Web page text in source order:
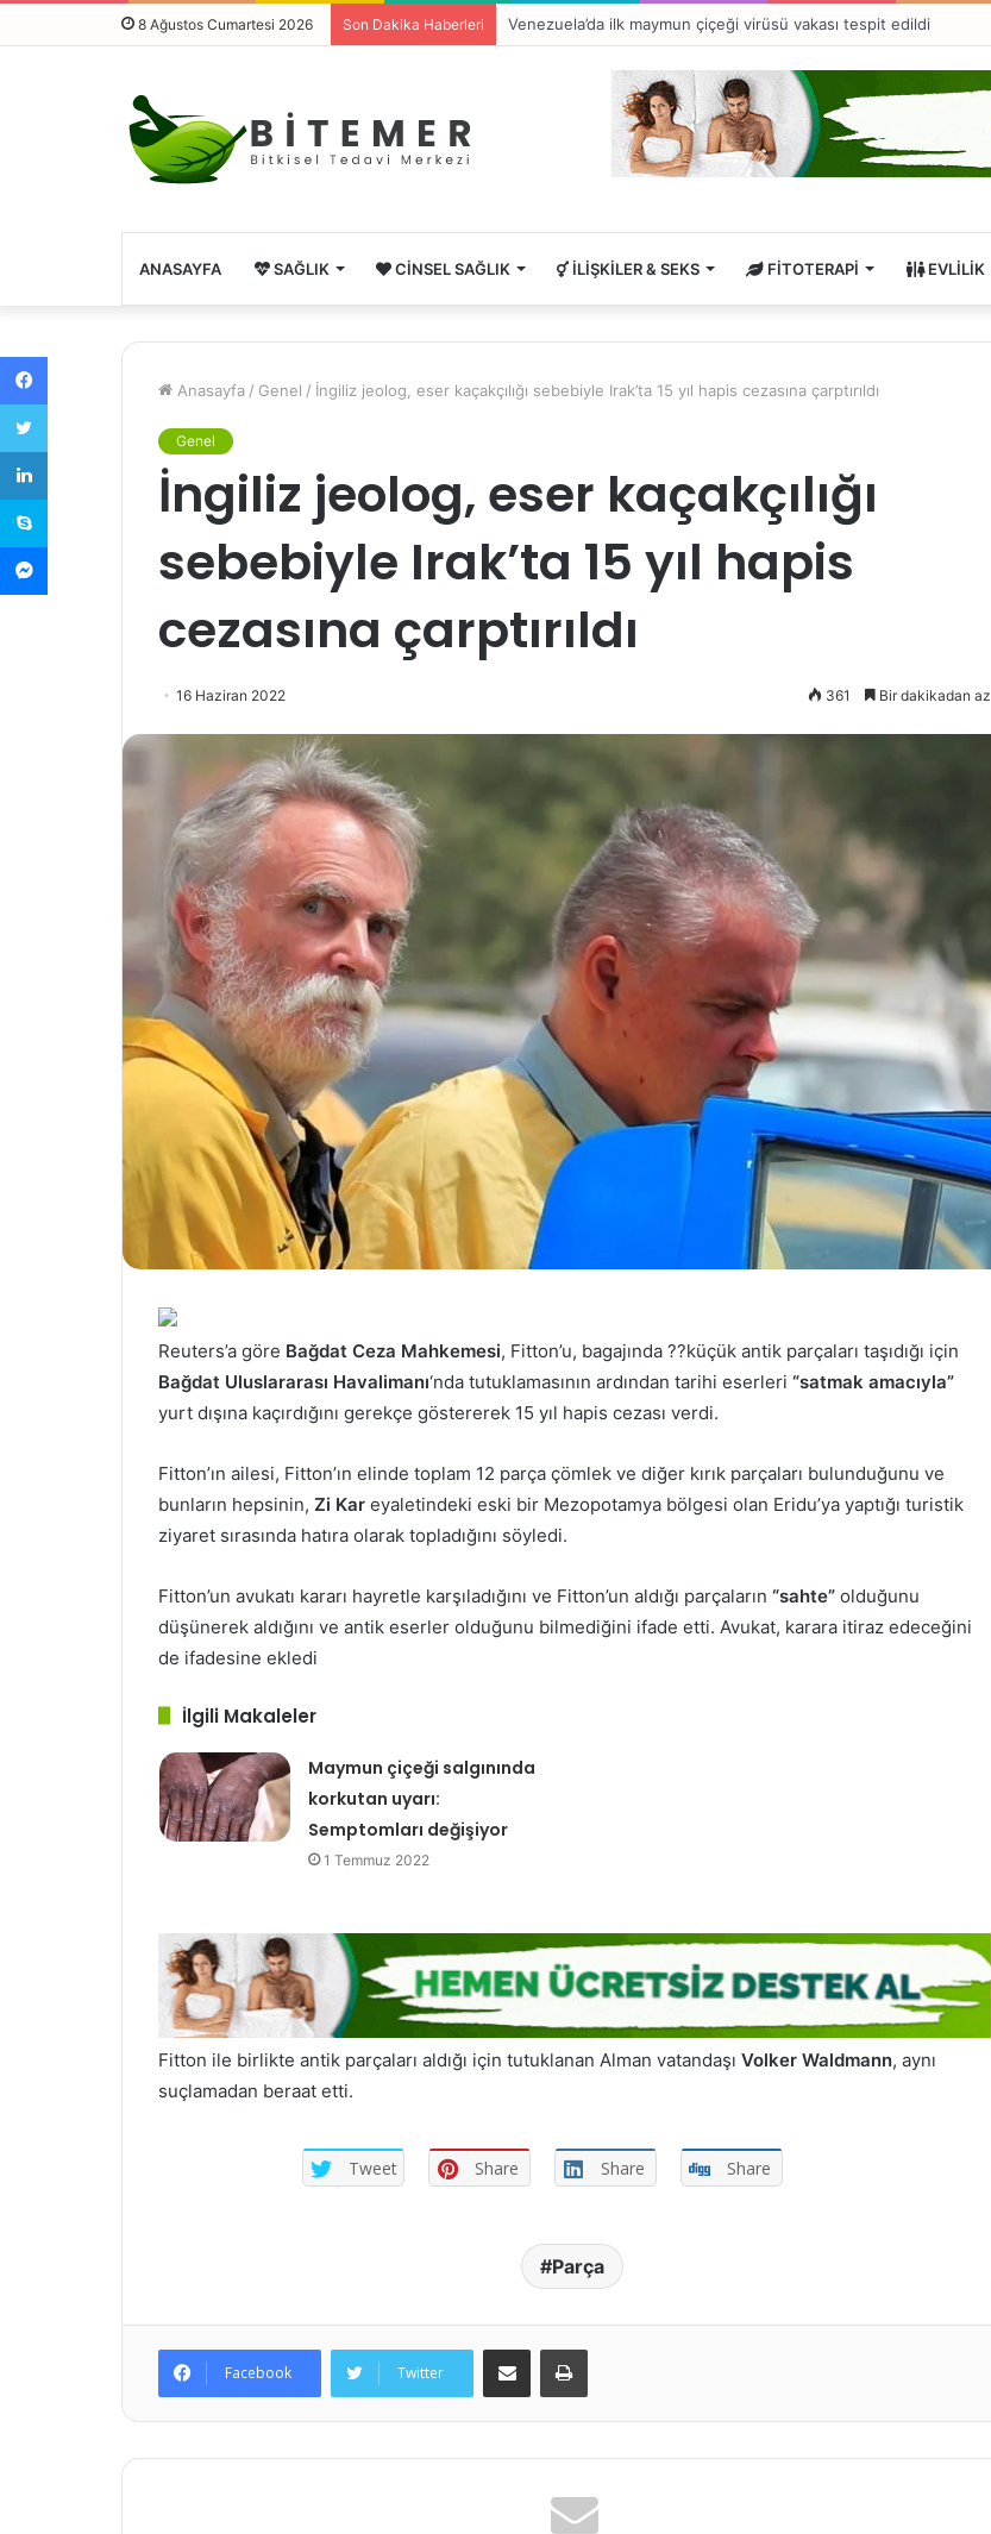
8 Ağustos Cumartesi 2026 Son Dakika Haberleri Venezuela’da ilk maymun çiçeği virüsü vakası tespit edildi
ANASAYFA SAĞLIK CINSEL SAĞLIK İLIŞKILER & SEKS FITOTERAPI EVLILIK
Anasayfa / Genel / İngiliz jeolog, eser kaçakçılığı sebebiyle Irak’ta 15 yıl hapis cezasına çarptırıldı
Genel
İngiliz jeolog, eser kaçakçılığı
sebebiyle Irak’ta 15 yıl hapis
cezasına çarptırıldı
16 Haziran 2022 361 Bir dakikadan az
Reuters’a göre Bağdat Ceza Mahkemesi, Fitton’u, bagajında ??küçük antik parçaları taşıdığı için
Bağdat Uluslararası Havalimanı‘nda tutuklamasının ardından tarihi eserleri “satmak amacıyla”
yurt dışına kaçırdığını gerekçe göstererek 15 yıl hapis cezası verdi.
Fitton’ın ailesi, Fitton’ın elinde toplam 12 parça çömlek ve diğer kırık parçaları bulunduğunu ve
bunların hepsinin, Zi Kar eyaletindeki eski bir Mezopotamya bölgesi olan Eridu’ya yaptığı turistik
ziyaret sırasında hatıra olarak topladığını söyledi.
Fitton’un avukatı kararı hayretle karşıladığını ve Fitton’un aldığı parçaların “sahte” olduğunu
düşünerek aldığını ve antik eserler olduğunu bilmediğini ifade etti. Avukat, karara itiraz edeceğini
de ifadesine ekledi
İlgili Makaleler
Maymun çiçeği salgınında
korkutan uyarı:
Semptomları değişiyor
1 Temmuz 2022
Fitton ile birlikte antik parçaları aldığı için tutuklanan Alman vatandaşı Volker Waldmann, aynı
suçlamadan beraat etti.
Tweet Share Share Share
Parça
Facebook Twitter
E-Posta ile paylaş Yazdır
Facebook
Twitter
LinkedIn
Skype
Messenger